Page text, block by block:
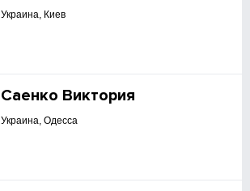
Украина, Киев
Саенко Виктория
Украина, Одесса